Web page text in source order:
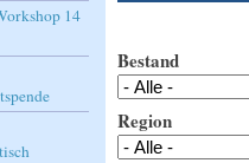
Bestand
Region
14